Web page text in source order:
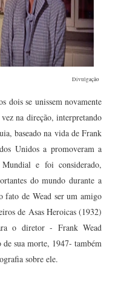
Divulgação
dois se unissem novamente
na direção, interpretando
baseado na vida de Frank
Unidos a promoveram a
e foi considerado,
do mundo durante a
de Wead ser um amigo
de Asas Heroicas (1932)
o diretor - Frank Wead
de sua morte, 1947- também
sobre ele.